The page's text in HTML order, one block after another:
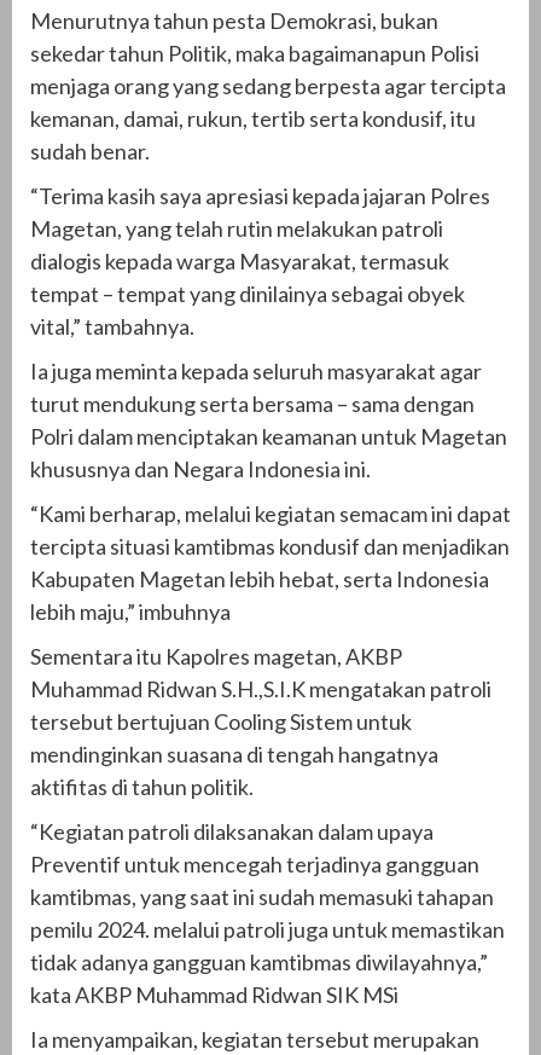
Menurutnya tahun pesta Demokrasi, bukan
sekedar tahun Politik, maka bagaimanapun Polisi
menjaga orang yang sedang berpesta agar tercipta
kemanan, damai, rukun, tertib serta kondusif, itu
sudah benar.
“Terima kasih saya apresiasi kepada jajaran Polres
Magetan, yang telah rutin melakukan patroli
dialogis kepada warga Masyarakat, termasuk
tempat – tempat yang dinilainya sebagai obyek
vital,” tambahnya.
Ia juga meminta kepada seluruh masyarakat agar
turut mendukung serta bersama – sama dengan
Polri dalam menciptakan keamanan untuk Magetan
khususnya dan Negara Indonesia ini.
“Kami berharap, melalui kegiatan semacam ini dapat
tercipta situasi kamtibmas kondusif dan menjadikan
Kabupaten Magetan lebih hebat, serta Indonesia
lebih maju,” imbuhnya
Sementara itu Kapolres magetan, AKBP
Muhammad Ridwan S.H.,S.I.K mengatakan patroli
tersebut bertujuan Cooling Sistem untuk
mendinginkan suasana di tengah hangatnya
aktifitas di tahun politik.
“Kegiatan patroli dilaksanakan dalam upaya
Preventif untuk mencegah terjadinya gangguan
kamtibmas, yang saat ini sudah memasuki tahapan
pemilu 2024. melalui patroli juga untuk memastikan
tidak adanya gangguan kamtibmas diwilayahnya,”
kata AKBP Muhammad Ridwan SIK MSi
Ia menyampaikan, kegiatan tersebut merupakan